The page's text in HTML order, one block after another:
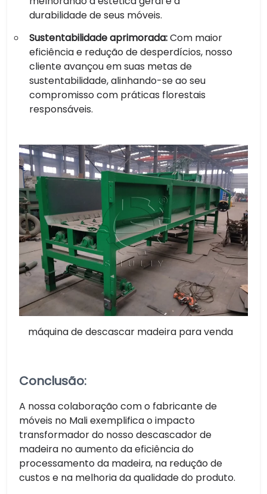
durabilidade de seus móveis.
Sustentabilidade aprimorada:Com maior
eficiência e redução de desperdícios, nosso
cliente avançou em suas metas de
sustentabilidade, alinhando-se ao seu
compromisso com práticas florestais
responsáveis.
máquina de descascar madeira para venda
Conclusão:
A nossa colaboração com o fabricante de
móveis no Mali exemplifica o impacto
transformador do nosso descascador de
madeira no aumento da eficiência do
processamento da madeira, na redução de
custos e na melhoria da qualidade do produto.